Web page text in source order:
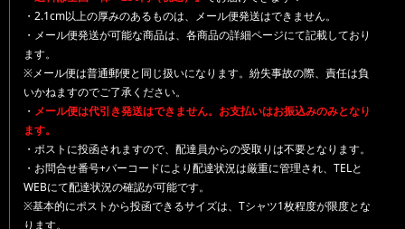
・2.1cm以上の厚みのあるものは、メール便発送はできません。
・メール便発送が可能な商品は、各商品の詳細ページにて記載しており
ます。
※メール便は普通郵便と同じ扱いになります。紛失事故の際、責任は負
いかねますのでご了承ください。
・ メール便は代引き発送はできません。お支払いはお振込みのみとなり
ます。
・ポストに投函されますので、配達員からの受取りは不要となります。
・お問合せ番号+バーコードにより配達状況は厳重に管理され、TELと
WEBにて配達状況の確認が可能です。
※基本的にポストから投函できるサイズは、Tシャツ1枚程度が限度とな
ります。